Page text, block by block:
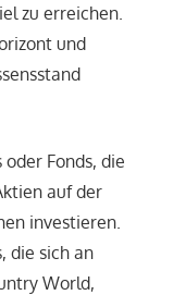
zu erreichen.
und
Fonds, die
auf der
investieren.
die sich an
World,